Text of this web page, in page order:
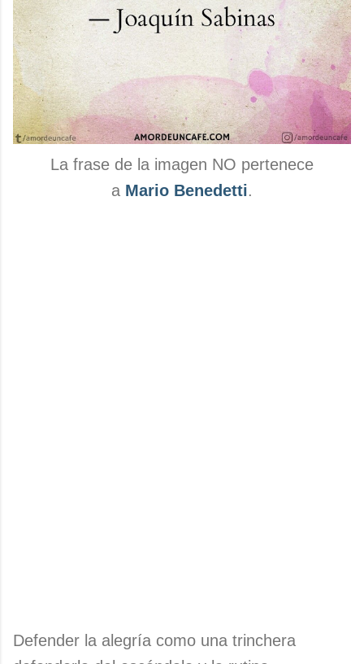
La frase de la imagen NO pertenece
a Mario Benedetti.
Defender la alegría como una trinchera